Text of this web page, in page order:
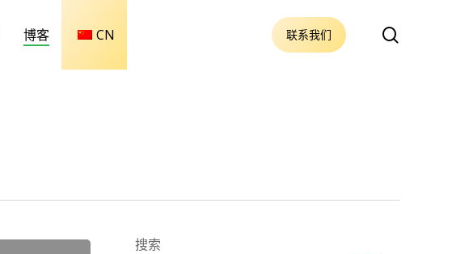
博客 CN 联系我们
索
搜索